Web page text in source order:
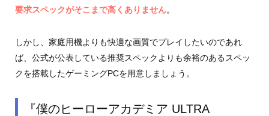
要求スペックがそこまで高くありません。
しかし、家庭用機よりも快適な画質でプレイしたいのであれ
ば、公式が公表している推奨スペックよりも余裕のあるスペッ
クを搭載したゲーミングPCを用意しましょう。
『僕のヒーローアカデミア ULTRA